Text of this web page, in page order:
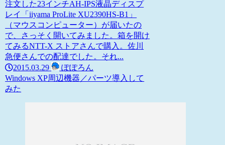
注文した23インチAH-IPS液晶ディスプ
レイ「iiyama ProLite XU2390HS-B1」
（マウスコンピューター）が届いたの
で、さっそく開いてみました。箱を開け
てみるNTT-X ストアさんで購入。佐川
急便さんでの配達でした。それ...
2015.03.29
ぽぽろん
Windows XP周辺機器／パーツ導入して
みた